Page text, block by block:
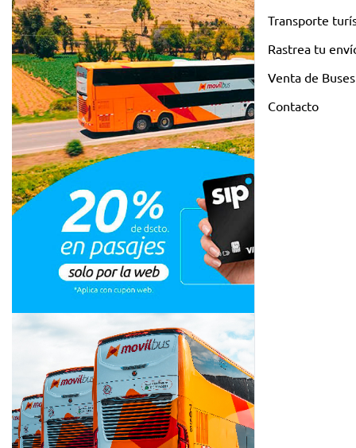
Transporte
Rastrea tu
Venta de
Contacto